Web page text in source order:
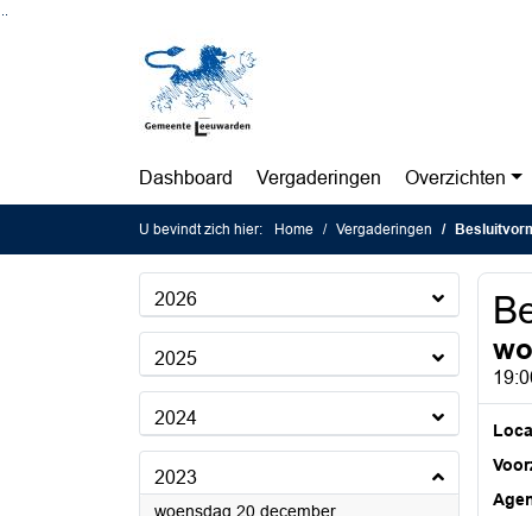
Dashboard Vergaderingen Overzichten
U bevindt zich hier: Home Vergaderingen
2026
2025
2024
2023
woensdag 20 december2023